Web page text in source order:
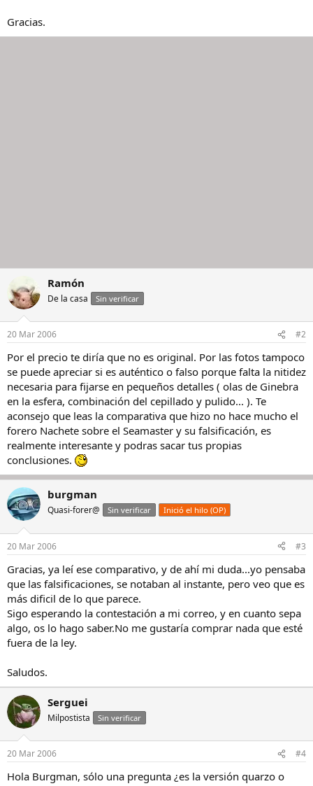
Gracias.
Ramón
De la casa Sin verificar
20 Mar 2006 #2
Por el precio te diría que no es original. Por las fotos tampoco
se puede apreciar si es auténtico o falso porque falta la nitidez
necesaria para fijarse en pequeños detalles ( olas de Ginebra
en la esfera, combinación del cepillado y pulido... ). Te
aconsejo que leas la comparativa que hizo no hace mucho el
forero Nachete sobre el Seamaster y su falsificación, es
realmente interesante y podras sacar tus propias
conclusiones.
burgman
Quasi-forer@ Sin verificar Inició el hilo (OP)
20 Mar 2006 #3
Gracias, ya leí ese comparativo, y de ahí mi duda...yo pensaba
que las falsificaciones, se notaban al instante, pero veo que es
más dificil de lo que parece.
Sigo esperando la contestación a mi correo, y en cuanto sepa
algo, os lo hago saber.No me gustaría comprar nada que esté
fuera de la ley.
Saludos.
Serguei
Milpostista Sin verificar
20 Mar 2006 #4
Hola Burgman, sólo una pregunta ¿es la versión quarzo o